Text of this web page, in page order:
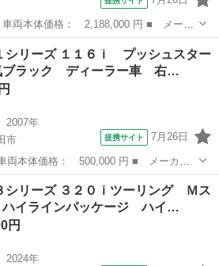
４シリーズ ■ グレード名： ４２０
後期 コニャックレザー 禁煙車 マ
シリーズ １１６ｉ プッシュスター
ブラック ディーラー車 右…
2007年
市
提携サイト 7月26日
シリーズ ■ グレード名： １１６
ブラック ディーラー車 右Ｈ ■ 排気
ズ
シリーズ ３２０ｉツーリング Ｍス
イラインパッケージ ハイ…
円
2024年